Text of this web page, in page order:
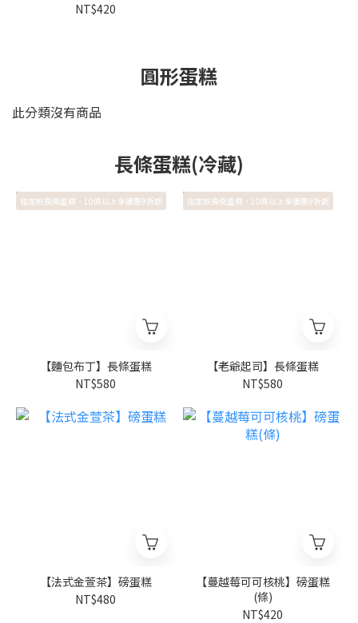
NT$420
圓形蛋糕
此分類沒有商品
長條蛋糕(冷藏)
指定款長條蛋糕，10條以上享優惠9折起
【麵包布丁】長條蛋糕
NT$580
指定款長條蛋糕，10條以上享優惠9折起
【老爺起司】長條蛋糕
NT$580
【法式金萱茶】磅蛋糕
NT$480
【蔓越莓可可核桃】磅蛋糕
(條)
NT$420